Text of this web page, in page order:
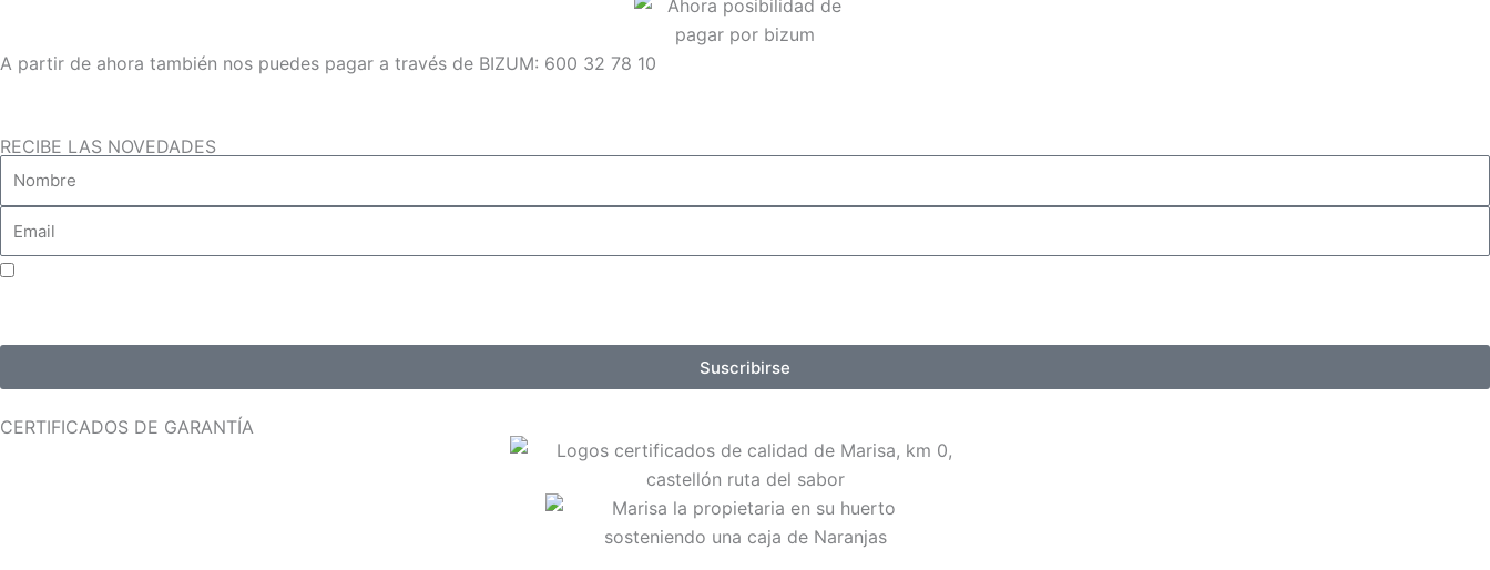
A partir de ahora también nos puedes pagar a través de BIZUM: 600 32 78 10
RECIBE LAS NOVEDADES
Suscribirse
CERTIFICADOS DE GARANTÍA